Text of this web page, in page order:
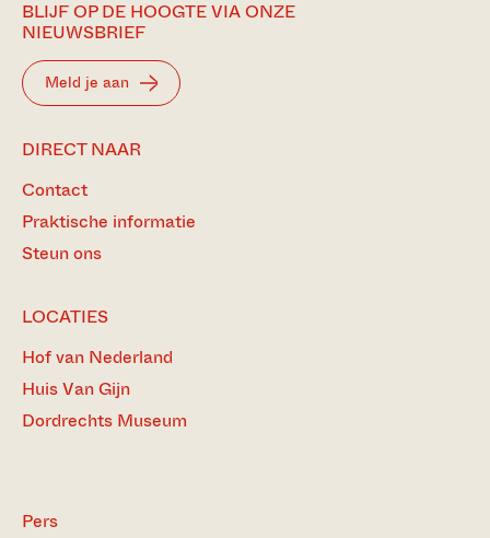
BLIJF OP DE HOOGTE VIA ONZE
NIEUWSBRIEF
Meld je aan
DIRECT NAAR
Contact
Praktische informatie
Steun ons
LOCATIES
Hof van Nederland
Huis Van Gijn
Dordrechts Museum
Pers